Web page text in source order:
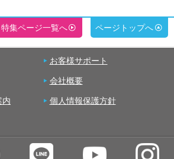
特集ページ一覧へ ページトップへ
お客様サポート
会社概要
内 個人情報保護方針